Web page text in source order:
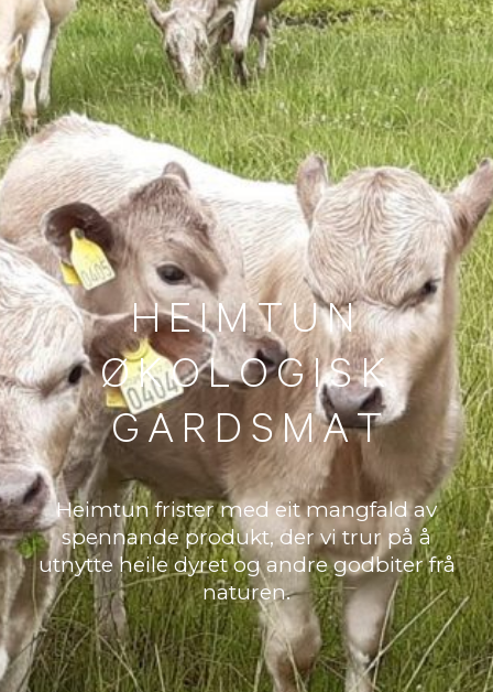
HEIMTUN
ØKOLOGISK
GAR D SMAT
Heimtun frister med eit mangfald av
spennande produkt, der vi trur på å
utnytte heile dyret og andre godbiter frå
naturen.